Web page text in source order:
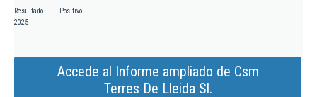
Resultado
2025
Positivo
Accede al Informe ampliado de Csm
Terres De Lleida Sl.